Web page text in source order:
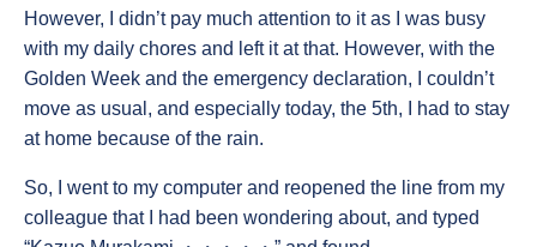
However, I didn’t pay much attention to it as I was busy
with my daily chores and left it at that. However, with the
Golden Week and the emergency declaration, I couldn’t
move as usual, and especially today, the 5th, I had to stay
at home because of the rain.
So, I went to my computer and reopened the line from my
colleague that I had been wondering about, and typed